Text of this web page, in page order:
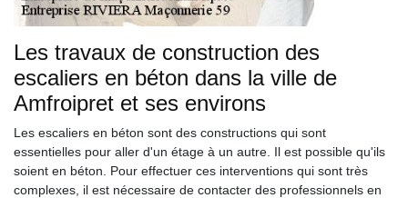
Les travaux de construction des
escaliers en béton dans la ville de
Amfroipret et ses environs
Les escaliers en béton sont des constructions qui sont
essentielles pour aller d'un étage à un autre. Il est possible qu'ils
soient en béton. Pour effectuer ces interventions qui sont très
complexes, il est nécessaire de contacter des professionnels en